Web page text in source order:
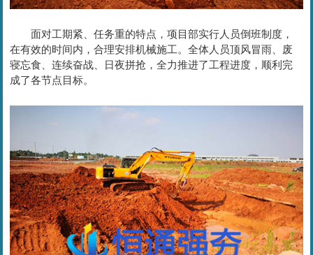
面对工期紧、任务重的特点，项目部实行人员倒班制度，
在有效的时间内，合理安排机械施工。全体人员顶风冒雨、废
寝忘食、连续奋战、日夜拼抢，全力推进了工程进度，顺利完
成了各节点目标。